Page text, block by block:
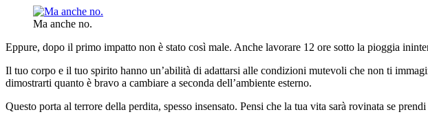
Ma anche no.
Eppure, dopo il primo impatto non è stato così male. Anche lavorare 12 ore sotto la pioggia
Il tuo corpo e il tuo spirito hanno un’abilità di adattarsi alle condizioni mutevoli che non ti
dimostrarti quanto è bravo a cambiare a seconda dell’ambiente esterno.
Questo porta al terrore della perdita, spesso insensato. Pensi che la tua vita sarà rovinata se